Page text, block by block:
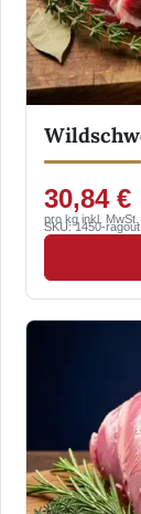
30,84 €
pro kg inkl. MwSt.
SKU: 1450-ragout